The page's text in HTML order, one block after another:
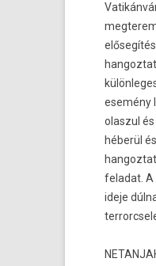
esemény
olas­zul
héberül
feladat. A
ideje